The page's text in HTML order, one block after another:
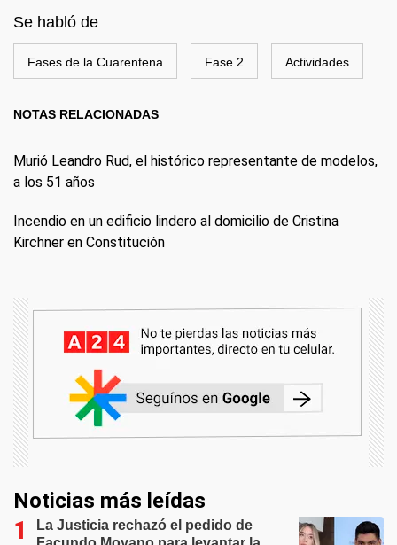
Se habló de
Fases de la Cuarentena Fase 2 Actividades
NOTAS RELACIONADAS
Murió Leandro Rud, el histórico representante de modelos,
a los 51 años
Incendio en un edificio lindero al domicilio de Cristina
Kirchner en Constitución
Noticias más leídas
La Justicia rechazó el pedido de